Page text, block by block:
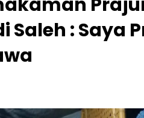
Saleh : Saya